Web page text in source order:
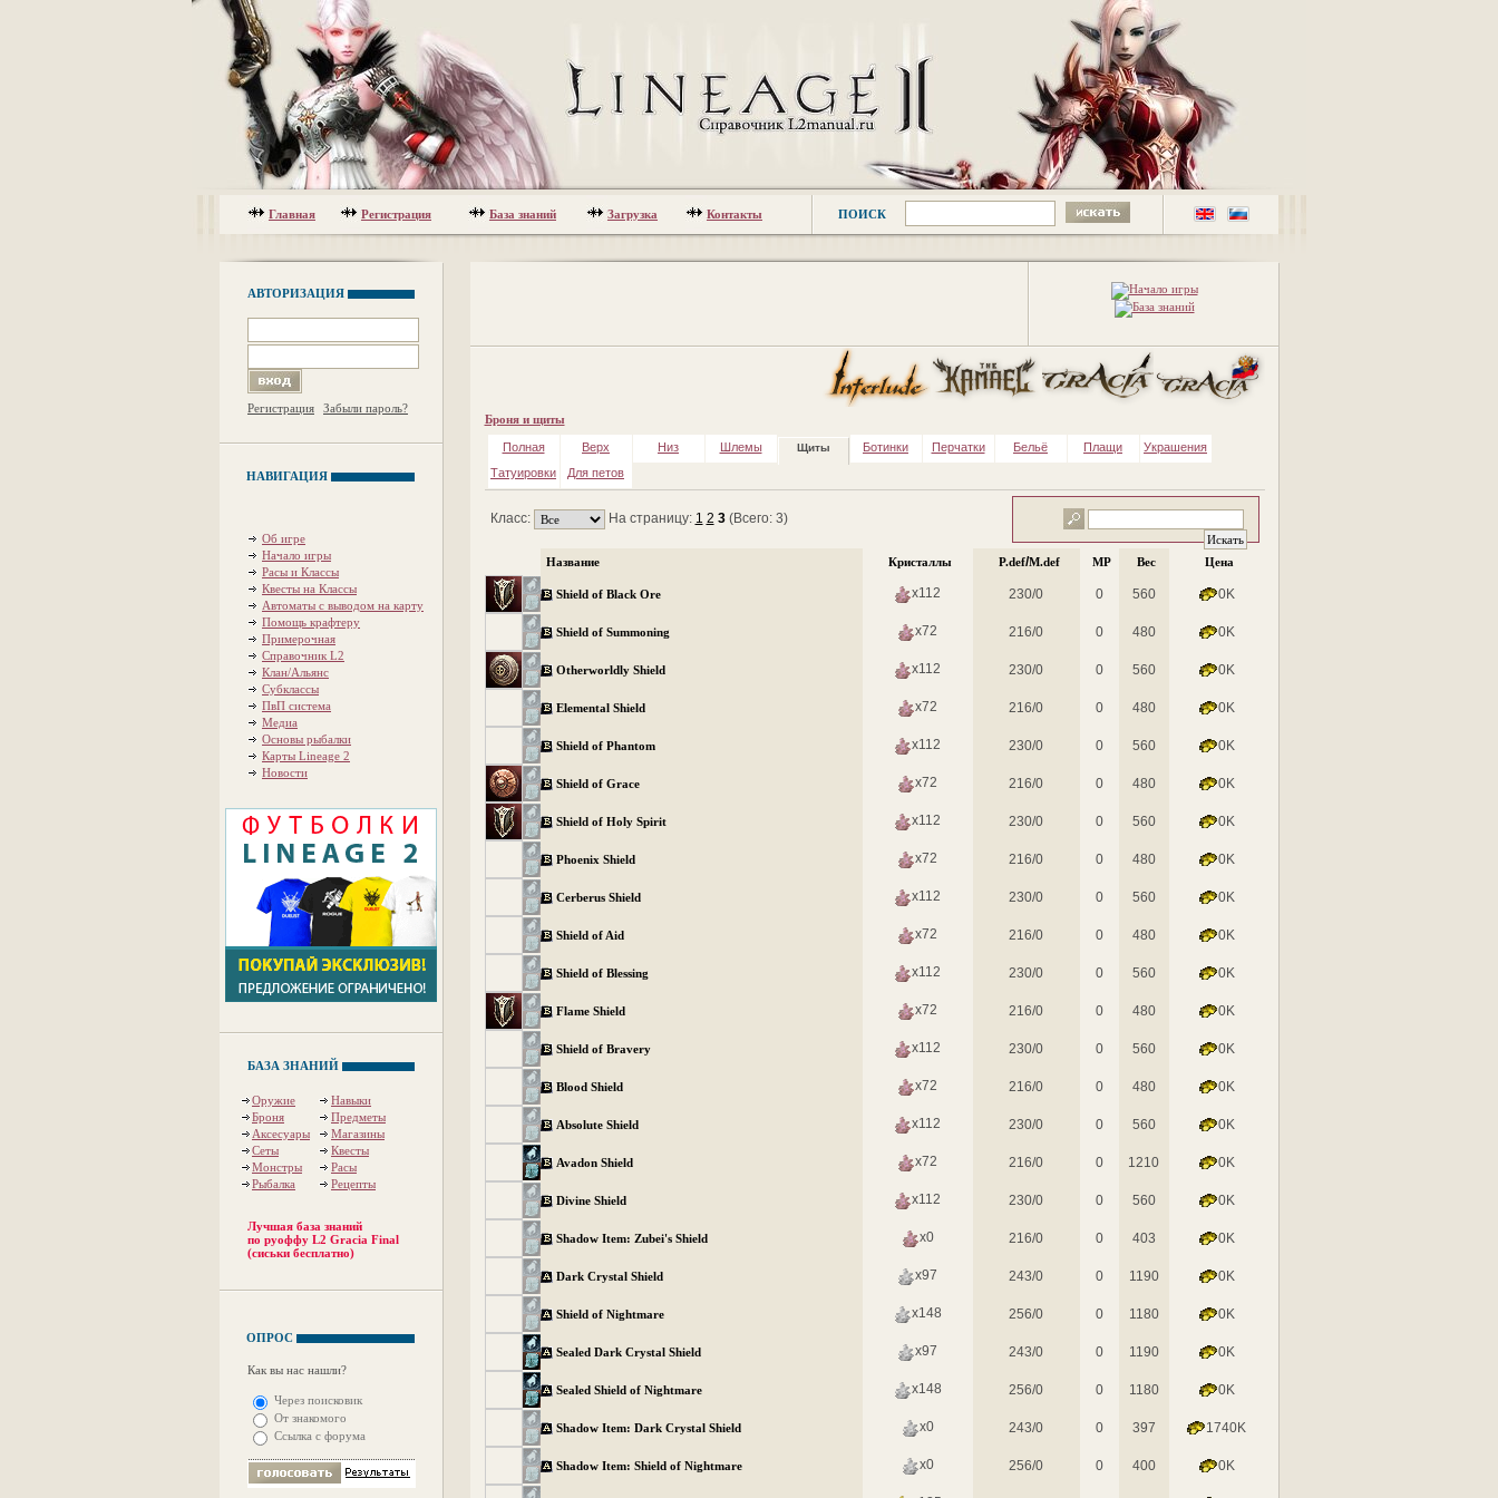
Главная Регистрация База знаний Загрузка Контакты ПОИСК
АВТОРИЗАЦИЯ
Регистрация Забыли пароль?
НАВИГАЦИЯ
Об игре
Начало игры
Расы и Классы
Квесты на Классы
Автоматы с выводом на карту
Помощь крафтеру
Примерочная
Справочник L2
Клан/Альянс
Субклассы
ПвП система
Медиа
Основы рыбалки
Карты Lineage 2
Новости
БАЗА ЗНАНИЙ
Оружие
Навыки
Броня
Предметы
Аксесуары
Магазины
Сеты
Квесты
Монстры
Расы
Рыбалка
Рецепты
Лучшая база знаний
по руоффу L2 Gracia Final
(сиськи бесплатно)
ОПРОС
Как вы нас нашли?
Через поисковик
От знакомого
Ссылка с форума
Броня и щиты
Полная Верх Низ Шлемы Щиты Ботинки Перчатки Бельё Плащи
Украшения
Татуировки
Для петов
Класс: На страницу: 1 2 3(Всего: 3)
Название Кристаллы P.def/M.def MP Вес Цена
Shield of Black Ore x112 230/0 0 560 0K
Shield of Summoning x72 216/0 0 480 0K
Otherworldly Shield x112 230/0 0 560 0K
Elemental Shield x72 216/0 0 480 0K
Shield of Phantom x112 230/0 0 560 0K
Shield of Grace x72 216/0 0 480 0K
Shield of Holy Spirit x112 230/0 0 560 0K
Phoenix Shield x72 216/0 0 480 0K
Cerberus Shield x112 230/0 0 560 0K
Shield of Aid x72 216/0 0 480 0K
Shield of Blessing x112 230/0 0 560 0K
Flame Shield x72 216/0 0 480 0K
Shield of Bravery x112 230/0 0 560 0K
Blood Shield x72 216/0 0 480 0K
Absolute Shield x112 230/0 0 560 0K
Avadon Shield x72 216/0 0 1210 0K
Divine Shield x112 230/0 0 560 0K
Shadow Item: Zubei's Shield x0 216/0 0 403 0K
Dark Crystal Shield x97 243/0 0 1190 0K
Shield of Nightmare x148 256/0 0 1180 0K
Sealed Dark Crystal Shield x97 243/0 0 1190 0K
Sealed Shield of Nightmare x148 256/0 0 1180 0K
Shadow Item: Dark Crystal Shield x0 243/0 0 397 1740K
Shadow Item: Shield of Nightmare x0 256/0 0 400 0K